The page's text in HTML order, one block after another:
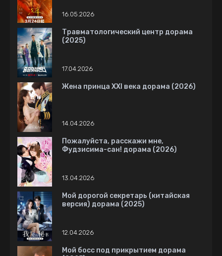
16.05.2026
Травматологический центр дорама
(2025)
17.04.2026
Жена принца XXI века дорама (2026)
14.04.2026
Пожалуйста, расскажи мне,
Фудзисима-сан! дорама (2026)
13.04.2026
Мой дорогой секретарь (китайская
версия) дорама (2025)
12.04.2026
Мой босс под прикрытием дорама